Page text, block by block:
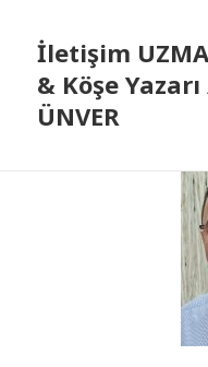
İletişim
& Köşe
ÜNVER